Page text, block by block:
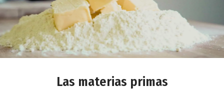
Las materias primas